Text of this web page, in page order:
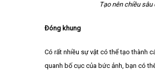
Tạo nên chiều
Đóng khung
Có rất nhiều sự vật có thể tạo thành
quanh bố cục của bức ảnh, bạn có